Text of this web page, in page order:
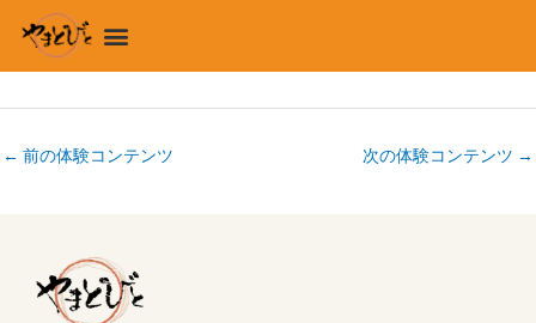
を
ス
ッ
メ
← 前の体験コンテンツ 次の体験コンテンツ →